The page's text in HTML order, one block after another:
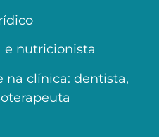
e nutricionista
na clínica: dentista,